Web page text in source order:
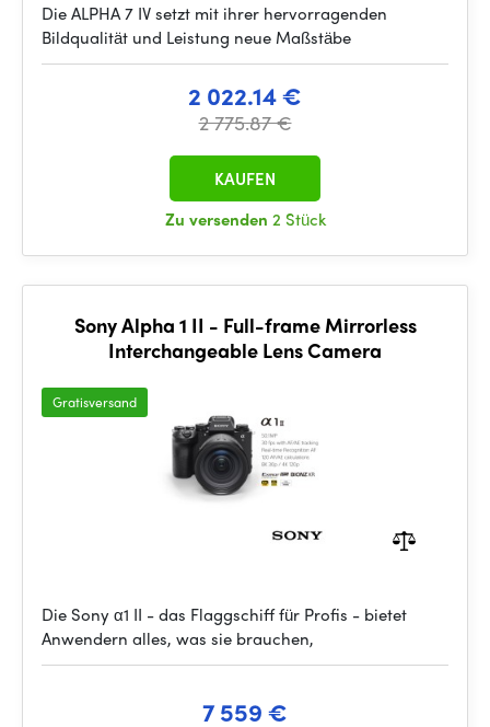
Die ALPHA 7 IV setzt mit ihrer hervorragenden
Bildqualität und Leistung neue Maßstäbe
2 022.14 €
2 775.87 €
Zu versenden 2 Stück
KAUFEN
Sony Alpha 1 II - Full-frame Mirrorless
Interchangeable Lens Camera
Gratisversand
Die Sony α1 II - das Flaggschiff für Profis - bietet
Anwendern alles, was sie brauchen,
7 559 €